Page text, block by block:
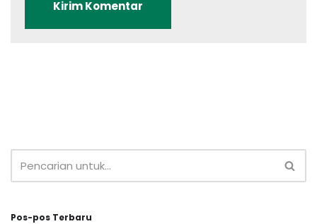
Pos-pos Terbaru